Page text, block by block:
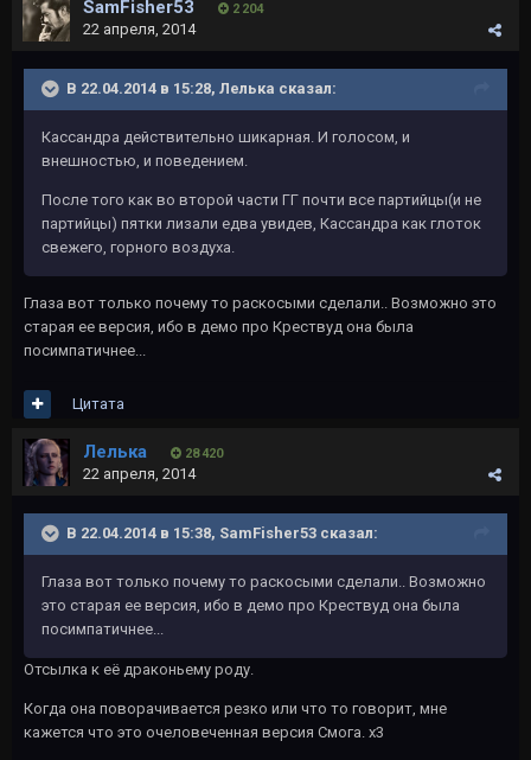
SamFisher53 2 204
22 апреля, 2014
В 22.04.2014 в 15:28, Лелька сказал:
Кассандра действительно шикарная. И голосом, и
внешностью, и поведением.
После того как во второй части ГГ почти все партийцы(и не
партийцы) пятки лизали едва увидев, Кассандра как глоток
свежего, горного воздуха.
Глаза вот только почему то раскосыми сделали.. Возможно это
старая ее версия, ибо в демо про Крествуд она была
посимпатичнее...
Цитата
Лелька 28 420
22 апреля, 2014
В 22.04.2014 в 15:38, SamFisher53 сказал:
Глаза вот только почему то раскосыми сделали.. Возможно
это старая ее версия, ибо в демо про Крествуд она была
посимпатичнее...
Отсылка к её драконьему роду.
Когда она поворачивается резко или что то говорит, мне
кажется что это очеловеченная версия Смога. х3